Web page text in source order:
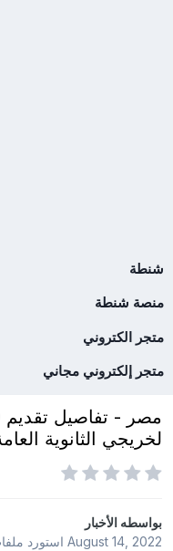
شنطة
منصة شنطة
متجر الكتروني
متجر إلكتروني مجاني
لخريجي الثانوية
بواسطهالأخبار
August 14, 2022استورد